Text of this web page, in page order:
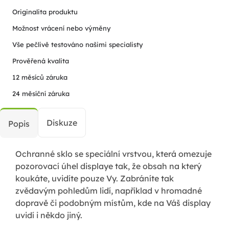
Originalita produktu
Možnost vrácení nebo výměny
Vše pečlivě testováno našimi specialisty
Prověřená kvalita
12 měsíců záruka
24 měsíční záruka
Popis Diskuze
Ochranné sklo se speciální vrstvou, která omezuje
pozorovací úhel displaye tak, že obsah na který
koukáte, uvidíte pouze Vy. Zabráníte tak
zvědavým pohledům lidí, například v hromadné
dopravě či podobným místům, kde na Váš display
uvidí i někdo jiný.